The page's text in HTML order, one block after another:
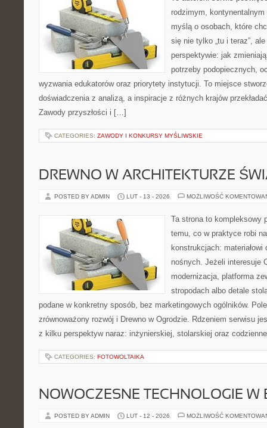
rodzimym,
myślą o osobach, które
się nie tylko „tu i teraz”,
perspektywie: jak
potrzeby podopiecznych,
wyzwania edukatorów oraz priorytety instytucji. To miejsce
doświadczenia z analizą, a inspiracje z różnych krajów
Zawody przyszłości i […]
CATEGORIES: ZAWODY I KONKURSY MYŚLIWSKIE
DREWNO W ARCHITEKTURZE
POSTED BY ADMIN LUT - 13 - 2026 MOŻLIWOŚĆ
Ta strona to kompleksowy
temu, co w praktyce robi
konstrukcjach:
nośnych. Jeżeli interesuje
modernizacja, platforma
stropodach albo detale
podane w konkretny sposób, bez marketingowych ogólników.
zrównoważony rozwój i Drewno w Ogrodzie. Rdzeniem serwisu
z kilku perspektyw naraz: inżynierskiej, stolarskiej oraz
CATEGORIES: FOTOWOLTAIKA
NOWOCZESNE TECHNOLOGIE W
POSTED BY ADMIN LUT - 12 - 2026 MOŻLIWOŚĆ